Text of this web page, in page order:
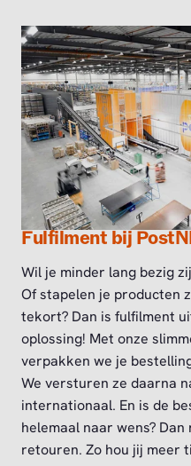
Fulfilment bij
Wil je minder lang bezig
Of stapelen je producten
tekort? Dan is fulfilment
oplossing! Met onze
verpakken we je
We versturen ze daarna
internationaal. En is de
helemaal naar wens?
retouren. Zo hou jij meer